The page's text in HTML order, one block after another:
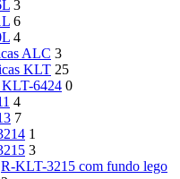
3
6
4
ALC 3
KLT 25
6424 0
4
7
1
3
R-KLT-3215 com fundo lego